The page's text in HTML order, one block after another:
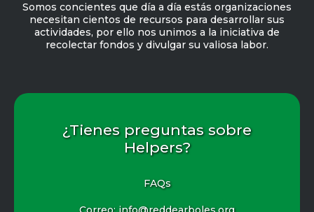
Somos concientes que día a día estás organizaciones
necesitan cientos de recursos para desarrollar sus
actividades, por ello nos unimos a la iniciativa de
recolectar fondos y divulgar su valiosa labor.
¿Tienes preguntas sobre
Helpers?
FAQs